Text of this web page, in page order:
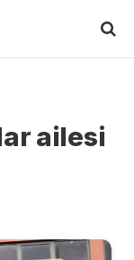
ailesi